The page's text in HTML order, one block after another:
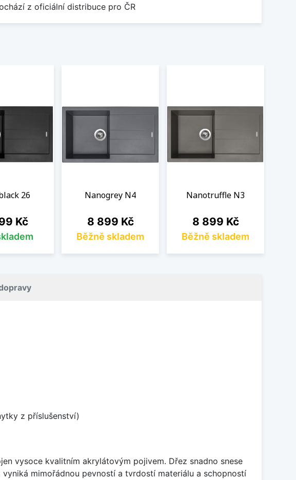
z oficiální distribuce pro ČR
26
Kč
Nanogrey N4
Cena
8 899 Kč
Běžně skladem
Nanotruffle N3
Cena
8 899 Kč
Běžně skladem
z příslušenství)
vysoce kvalitním akrylátovým pojivem. Dřez snadno snese
mimořádnou pevností a tvrdostí materiálu a schopností